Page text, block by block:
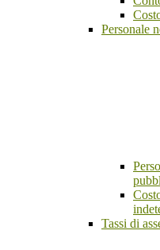
Personale
Tassi di